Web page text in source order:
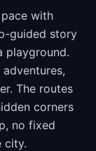
with
guided story
playground.
The routes
corners
no fixed
city.